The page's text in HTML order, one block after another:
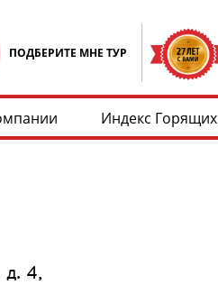
ПОДБЕРИТЕ МНЕ ТУР
Индекс Горящих
д. 4,